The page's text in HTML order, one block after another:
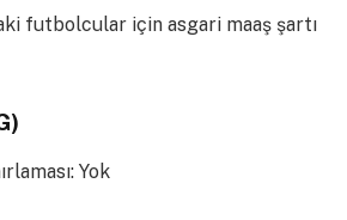
futbolcular için asgari maaş şartı
Yok